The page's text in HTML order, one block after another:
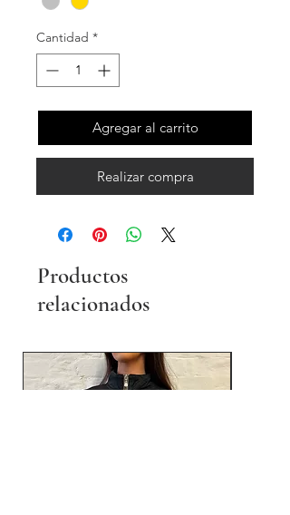
Cantidad *
Agregar al carrito
Realizar compra
Productos
relacionados